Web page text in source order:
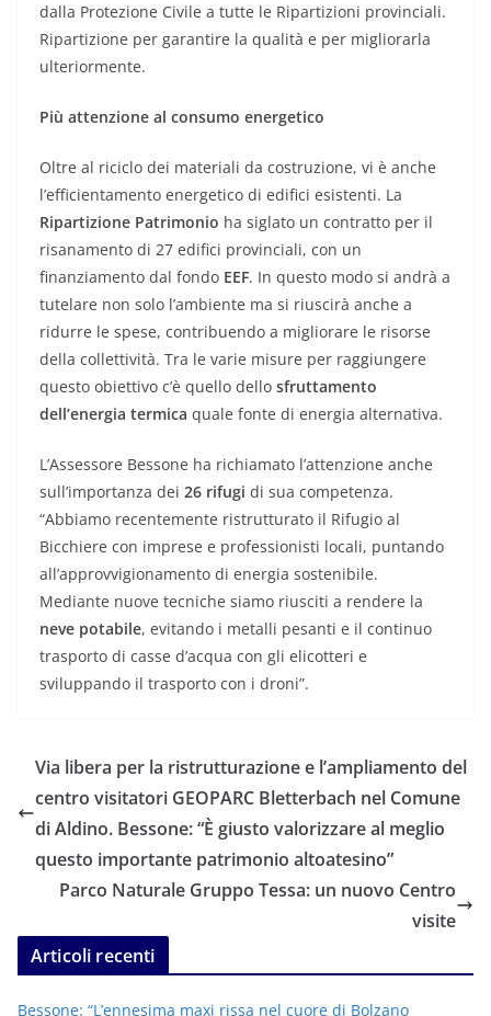
dalla Protezione Civile a tutte le Ripartizioni provinciali.
Ripartizione per garantire la qualità e per migliorarla
ulteriormente.
Più attenzione al consumo energetico
Oltre al riciclo dei materiali da costruzione, vi è anche
l’efficientamento energetico di edifici esistenti. La
Ripartizione Patrimonio ha siglato un contratto per il
risanamento di 27 edifici provinciali, con un
finanziamento dal fondo EEF. In questo modo si andrà a
tutelare non solo l’ambiente ma si riuscirà anche a
ridurre le spese, contribuendo a migliorare le risorse
della collettività. Tra le varie misure per raggiungere
questo obiettivo c’è quello dello sfruttamento
dell’energia termica quale fonte di energia alternativa.
L’Assessore Bessone ha richiamato l’attenzione anche
sull’importanza dei 26 rifugi di sua competenza.
“Abbiamo recentemente ristrutturato il Rifugio al
Bicchiere con imprese e professionisti locali, puntando
all’approvvigionamento di energia sostenibile.
Mediante nuove tecniche siamo riusciti a rendere la
neve potabile, evitando i metalli pesanti e il continuo
trasporto di casse d’acqua con gli elicotteri e
sviluppando il trasporto con i droni”.
Via libera per la ristrutturazione e l’ampliamento del
centro visitatori GEOPARC Bletterbach nel Comune
di Aldino. Bessone: “È giusto valorizzare al meglio
questo importante patrimonio altoatesino”
Parco Naturale Gruppo Tessa: un nuovo Centro
visite
Articoli recenti
Bessone: “L’ennesima maxi rissa nel cuore di Bolzano